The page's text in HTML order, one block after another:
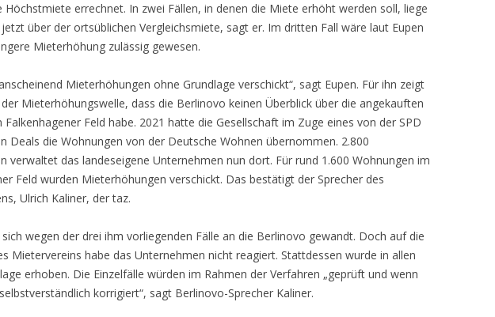
Höchstmiete errechnet. In zwei Fällen, in denen die Miete erhöht werden soll, liege
über der ortsüblichen Vergleichsmiete, sagt er. Im dritten Fall wäre laut Eupen
Mieterhöhung zulässig gewesen.
Mieterhöhungen ohne Grundlage verschickt“, sagt Eupen. Für ihn zeigt
Mieterhöhungswelle, dass die Berlinovo keinen Überblick über die angekauften
Falkenhagener Feld habe. 2021 hatte die Gesellschaft im Zuge eines von der SPD
Deals die Wohnungen von der Deutsche Wohnen übernommen. 2.800
verwaltet das landeseigene Unternehmen nun dort. Für rund 1.600 Wohnungen im
Feld wurden Mieterhöhungen verschickt. Das bestätigt der Sprecher des
Ulrich Kaliner, der taz.
wegen der drei ihm vorliegenden Fälle an die Berlinovo gewandt. Doch auf die
Mietervereins habe das Unternehmen nicht reagiert. Stattdessen wurde in allen
erhoben. Die Einzelfälle würden im Rahmen der Verfahren „geprüft und wenn
korrigiert“, sagt Berlinovo-Sprecher Kaliner.